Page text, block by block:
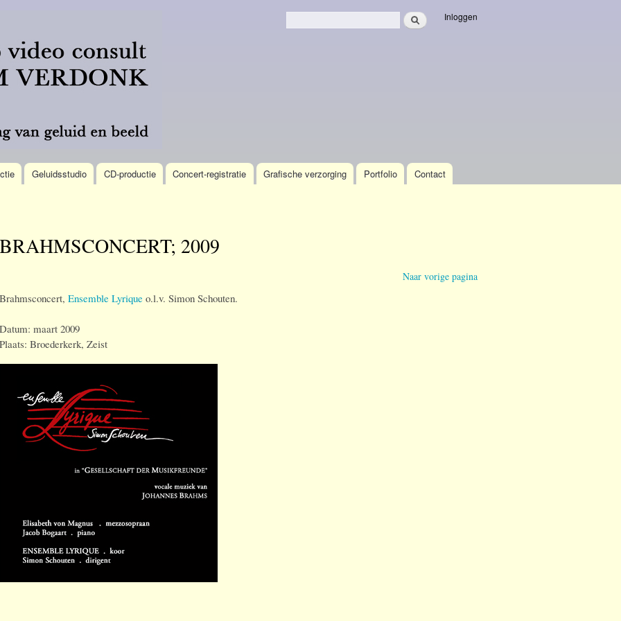
algemene
inhoud
gaan
Zoekveld
Zoeken Inloggen
Geluidsstudio CD-productie Concert-registratie Grafische verzorging Portfolio Contact
BRAHMSCONCERT; 2009
Naar vorige pagina
Brahmsconcert, Ensemble Lyrique o.l.v. Simon Schouten.
Datum: maart 2009
Plaats: Broederkerk, Zeist